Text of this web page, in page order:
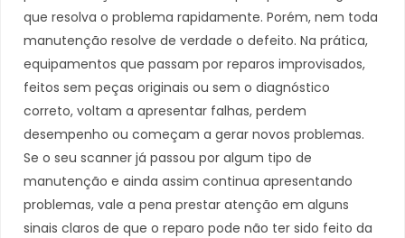
que resolva o problema rapidamente. Porém, nem toda
manutenção resolve de verdade o defeito. Na prática,
equipamentos que passam por reparos improvisados,
feitos sem peças originais ou sem o diagnóstico
correto, voltam a apresentar falhas, perdem
desempenho ou começam a gerar novos problemas.
Se o seu scanner já passou por algum tipo de
manutenção e ainda assim continua apresentando
problemas, vale a pena prestar atenção em alguns
sinais claros de que o reparo pode não ter sido feito da